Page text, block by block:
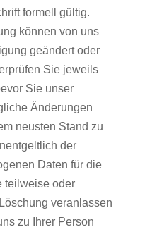
formell gültig.
können von uns
geändert oder
Sie jeweils
Sie unser
Änderungen
neusten Stand zu
der
Daten für die
teilweise oder
veranlassen
zu Ihrer Person